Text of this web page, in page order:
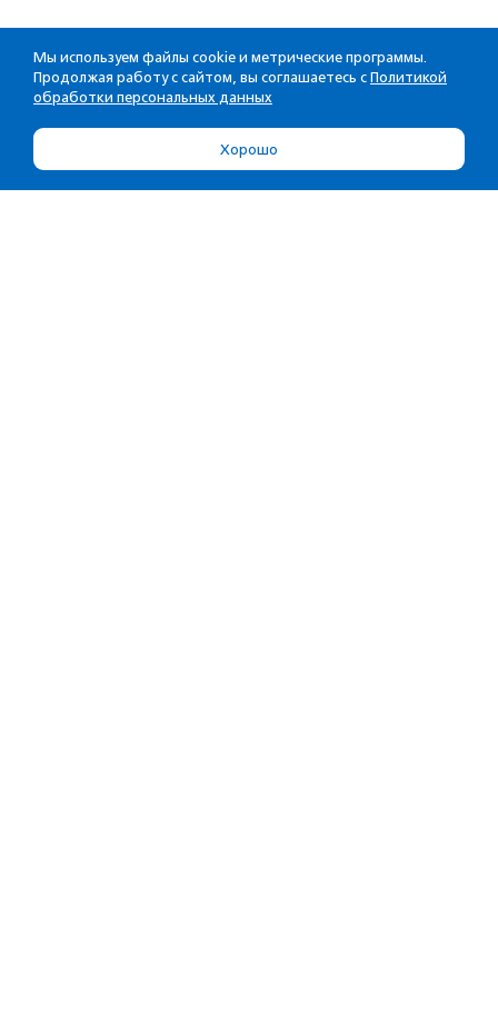
Мы используем файлы cookie и метрические программы.
Продолжая работу с сайтом, вы соглашаетесь с Политикой
обработки персональных данных
Хорошо